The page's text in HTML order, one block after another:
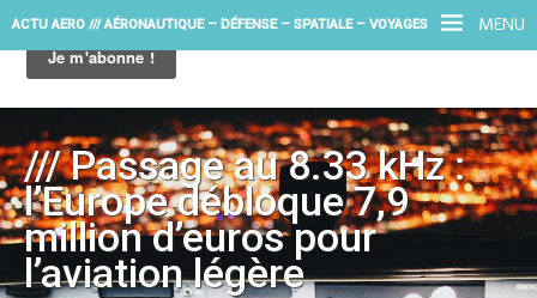
MENU
ACTU AERO /// AÉRONAUTIQUE – DÉFENSE – SPATIALE – VOYAGES
/// Passage au 8.33 kHz :
l’Europe débloque 7,9
million d’euros pour
l’aviation légère